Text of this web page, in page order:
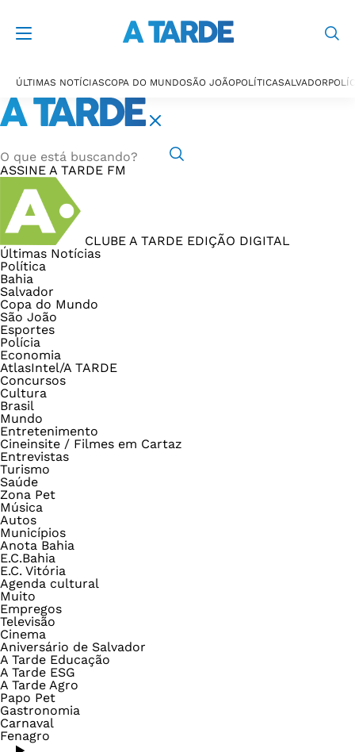
ÚLTIMAS NOTÍCIASCOPA DO MUNDOSÃO JOÃOPOLÍTICASALVADOR
ASSINE A TARDE FM
CLUBE A TARDE EDIÇÃO DIGITAL
Últimas Notícias
Política
Bahia
Salvador
Copa do Mundo
São João
Esportes
Polícia
Economia
AtlasIntel/A TARDE
Concursos
Cultura
Brasil
Mundo
Entretenimento
Cineinsite / Filmes em Cartaz
Entrevistas
Turismo
Saúde
Zona Pet
Música
Autos
Municípios
Anota Bahia
E.C.Bahia
E.C. Vitória
Agenda cultural
Muito
Empregos
Televisão
Cinema
Aniversário de Salvador
A Tarde Educação
A Tarde ESG
A Tarde Agro
Papo Pet
Gastronomia
Carnaval
Fenagro